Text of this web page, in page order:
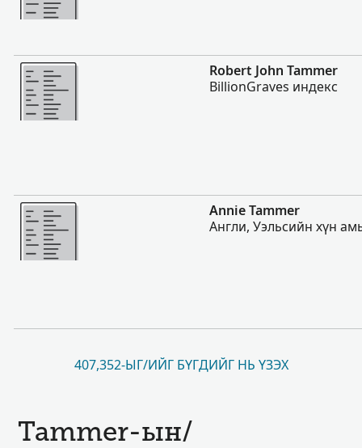
Нэмэх
Robert John Tammer
BillionGraves индекс
Нэмэх
Annie Tammer
Англи, Уэльсийн хүн
407,352-ЫГ/ИЙГ БҮГДИЙГ НЬ ҮЗЭХ
Tammer-ын/